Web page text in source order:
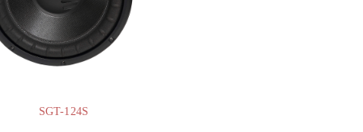
SGT-124S